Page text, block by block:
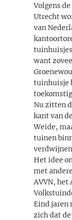
Volgens
Utrecht
van
want
tuinhuisje
Nu zitten
kant van
Weide,
tuinen
Het idee
met
AVVN, het
Eind jaren
zich dat